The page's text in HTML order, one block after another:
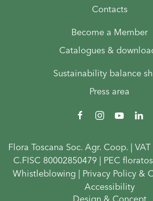
Contacts
Become a Member
Catalogues &
Sustainability balance
Press area
Flora Toscana Soc. Agr. Coop. |
C.FISC 80002850479 | PEC
Whistleblowing | Privacy Policy &
Accessibility